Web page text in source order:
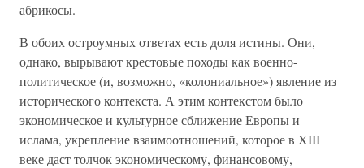
абрикосы.
В обоих остроумных ответах есть доля истины. Они,
однако, вырывают крестовые походы как военно-
политическое (и, возможно, «колониальное») явление из
исторического контекста. А этим контекстом было
экономическое и культурное сближение Европы и
ислама, укрепление взаимоотношений, которое в XIII
веке даст толчок экономическому, финансовому,